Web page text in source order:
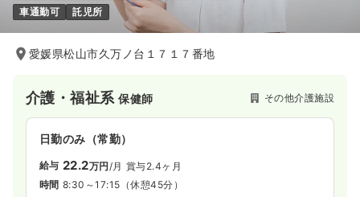
車通勤可 託児所
愛媛県松山市久万ノ台１７１７番地
介護・福祉系保健師 その他介護施設
日勤のみ（常勤）
給与 22.2万円/月 賞与2.4ヶ月
時間 8:30～17:15 （休憩45分）